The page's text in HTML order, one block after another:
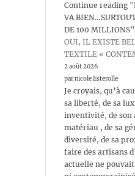
Continue reading
VA
DE 100 MILLIONS"
OUI, IL EXISTE
TEXTILE «
2 août 2026
par nicole Esterolle
Je croyais, qu’à
sa liberté, de sa
inventivité, de son
matériau , de sa
diversité, de sa
faire des artisans
actuelle ne